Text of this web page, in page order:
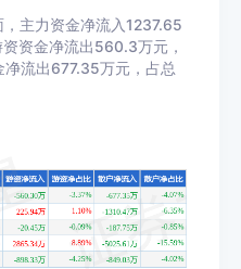
主力资金净流入1237.65
资金净流出560.3万元，
流出677.35万元，占总